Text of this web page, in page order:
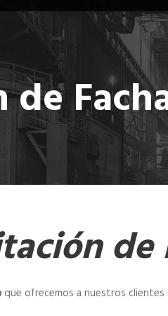
de
que ofrecemos a nuestros clientes